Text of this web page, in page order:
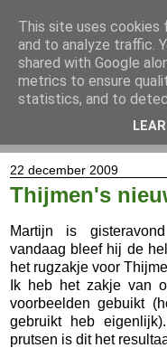
22 december 2009
Thijmen's
Martijn is
vandaag bleef hij de
het rugzakje voor
Ik heb het zakje van
voorbeelden gebuikt
gebruikt heb
prutsen is dit het
This site uses cookies
and to analyze traffic.
shared with Google
metrics to ensure
statistics, and to